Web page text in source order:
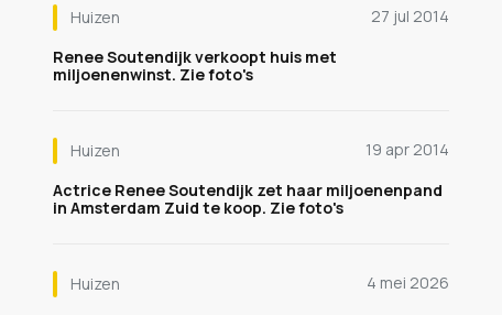
Huizen
27 jul 2014
Renee Soutendijk verkoopt huis met
miljoenenwinst. Zie foto's
Huizen
19 apr 2014
Actrice Renee Soutendijk zet haar miljoenenpand
in Amsterdam Zuid te koop. Zie foto's
Huizen
4 mei 2026